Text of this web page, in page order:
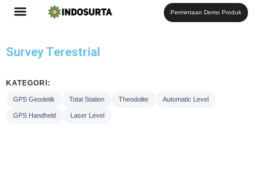
Permintaan Demo Produk
Survey Terestrial
KATEGORI:
GPS Geodetik Total Station Theodolite Automatic Level
GPS Handheld Laser Level